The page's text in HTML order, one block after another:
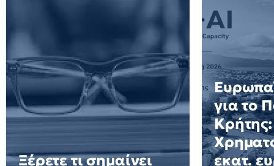
Ξέρετε τι σημαίνει
για το
Κρήτης:
εκατ.